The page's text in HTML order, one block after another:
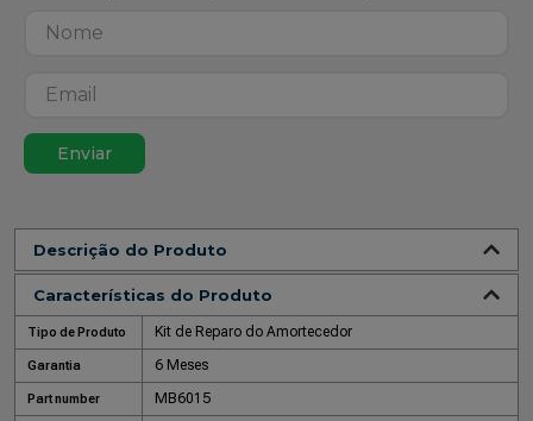
Enviar
Descrição do Produto
Características do Produto
Tipo de Produto Kit de Reparo do Amortecedor
Garantia 6 Meses
Part number MB6015